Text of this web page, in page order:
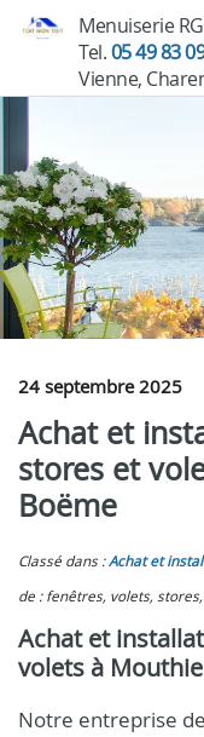
Menuiserie
Tel.05 49 83
Vienne,
24 septembre 2025
Achat et
stores et
Boëme
Classé dans :Achat et
de : fenêtres, volets,
Achat et
volets à
Notre entreprise